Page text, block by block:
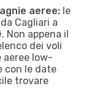
aeree: le
Cagliari a
Non appena il
dei voli
aeree low-
con le date
trovare